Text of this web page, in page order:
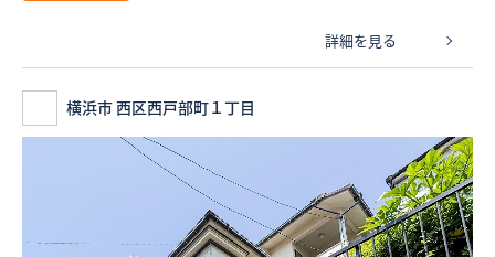
詳細を見る
横浜市 西区西戸部町１丁目